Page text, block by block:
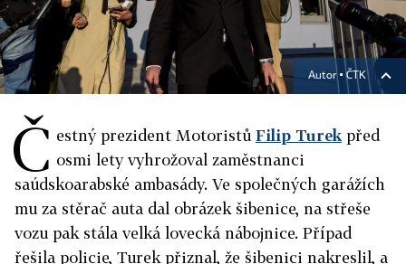
Autor ▪ČTK
Č estný prezident Motoristů Filip Turek před
osmi lety vyhrožoval zaměstnanci
saúdskoarabské ambasády. Ve společných garážích
mu za stěrač auta dal obrázek šibenice, na střeše
vozu pak stála velká lovecká nábojnice. Případ
řešila policie, Turek přiznal, že šibenici nakreslil, a